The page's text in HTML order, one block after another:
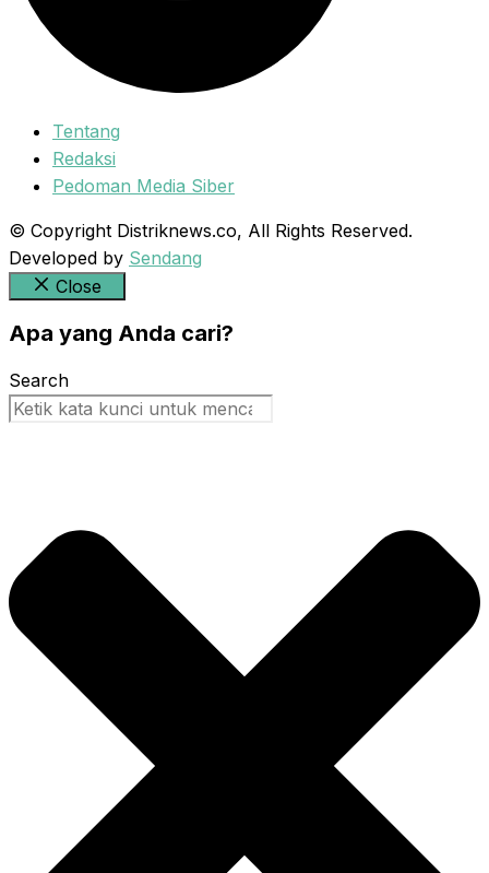
Tentang
Redaksi
Pedoman Media Siber
© Copyright Distriknews.co, All Rights Reserved.
Developed by Sendang
Close
Apa yang Anda cari?
Search